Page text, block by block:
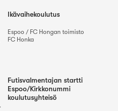
Ikävaihekoulutus
Espoo / FC Hongan toimisto
FC Honka
Futisvalmentajan startti
Espoo/Kirkkonummi
koulutusyhteisö